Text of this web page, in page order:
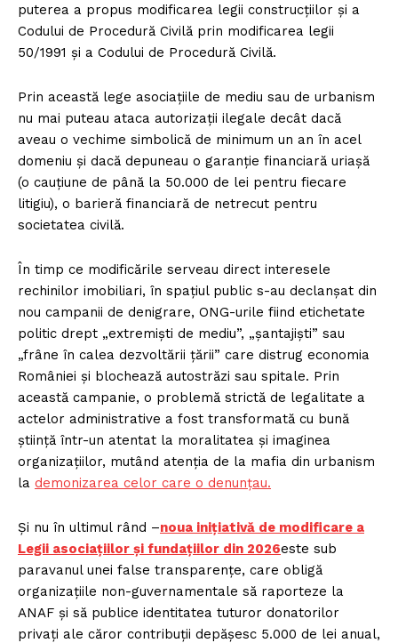
puterea a propus modificarea legii construcțiilor și a
Codului de Procedură Civilă prin modificarea legii
50/1991 și a Codului de Procedură Civilă.
Prin această lege asociațiile de mediu sau de urbanism
nu mai puteau ataca autorizații ilegale decât dacă
aveau o vechime simbolică de minimum un an în acel
domeniu și dacă depuneau o garanție financiară uriașă
(o cauțiune de până la 50.000 de lei pentru fiecare
litigiu), o barieră financiară de netrecut pentru
societatea civilă.
În timp ce modificările serveau direct interesele
rechinilor imobiliari, în spațiul public s-au declanșat din
nou campanii de denigrare, ONG-urile fiind etichetate
politic drept „extremiști de mediu”, „șantajiști” sau
„frâne în calea dezvoltării țării” care distrug economia
României și blochează autostrăzi sau spitale. Prin
această campanie, o problemă strictă de legalitate a
actelor administrative a fost transformată cu bună
știință într-un atentat la moralitatea și imaginea
organizațiilor, mutând atenția de la mafia din urbanism
la demonizarea celor care o denunțau.
Și nu în ultimul rând –noua inițiativă de modificare a
Legii asociațiilor și fundațiilor din 2026este sub
paravanul unei false transparențe, care obligă
organizațiile non-guvernamentale să raporteze la
ANAF și să publice identitatea tuturor donatorilor
privați ale căror contribuții depășesc 5.000 de lei anual,